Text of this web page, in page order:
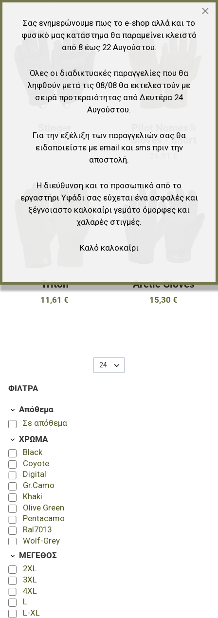
ΦΊΛΤΡΑ
Απόθεμα
Σε απόθεμα
ΧΡΩΜΑ
Black
Coyote
Digital
Gr.Camo
Khaki
Olive Green
Pentacamo
Ral7013
Wolf-Grey
ΜΕΓΕΘΟΣ
2XL
3XL
4XL
L
L-XL
Προσθήκη στα αγαπημένα
Προσθήκη για σύγκριση
Γρήγορη ματιά
27,45 €
Gloves - Short
Προσθήκη στα αγαπημένα
Προσθήκη για σύγκριση
Triton
11,61 €
Arctic Gloves
15,30 €
24
×
Σας ενημερώνουμε πως το e-shop αλλά και το
φυσικό μας κατάστημα θα παραμείνει κλειστό
από 8 έως 22 Αυγούστου.
Όλες οι διαδικτυακές παραγγελίες που θα
ληφθούν μετά τις 08/08 θα εκτελεστούν με
σειρά προτεραιότητας από Δευτέρα 24
Αυγούστου.
Για την εξέλιξη των παραγγελιών σας θα
ειδοποιείστε με email και sms πριν την
αποστολή.
Η διεύθυνση και το προσωπικό από το
εργαστήρι Υφάδι σας εύχεται ένα ασφαλές και
ξέγνοιαστο καλοκαίρι γεμάτο όμορφες και
χαλαρές στιγμές.
Καλό καλοκαίρι